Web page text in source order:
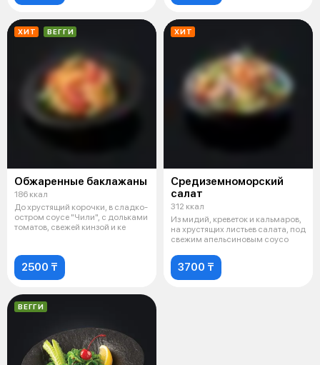
ХИТ ВЕГГИ
Обжаренные баклажаны
186 ккал
До хрустящий корочки, в сладко-
остром соусе "Чили", с дольками
томатов, свежей кинзой и ке
2500 ₸
ХИТ
Средиземноморский
салат
312 ккал
Из мидий, креветок и кальмаров,
на хрустящих листьев салата, под
свежим апельсиновым соусо
3700 ₸
ВЕГГИ